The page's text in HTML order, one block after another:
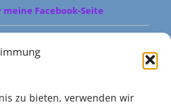
zu bieten, verwenden wir
Facebook-Seite